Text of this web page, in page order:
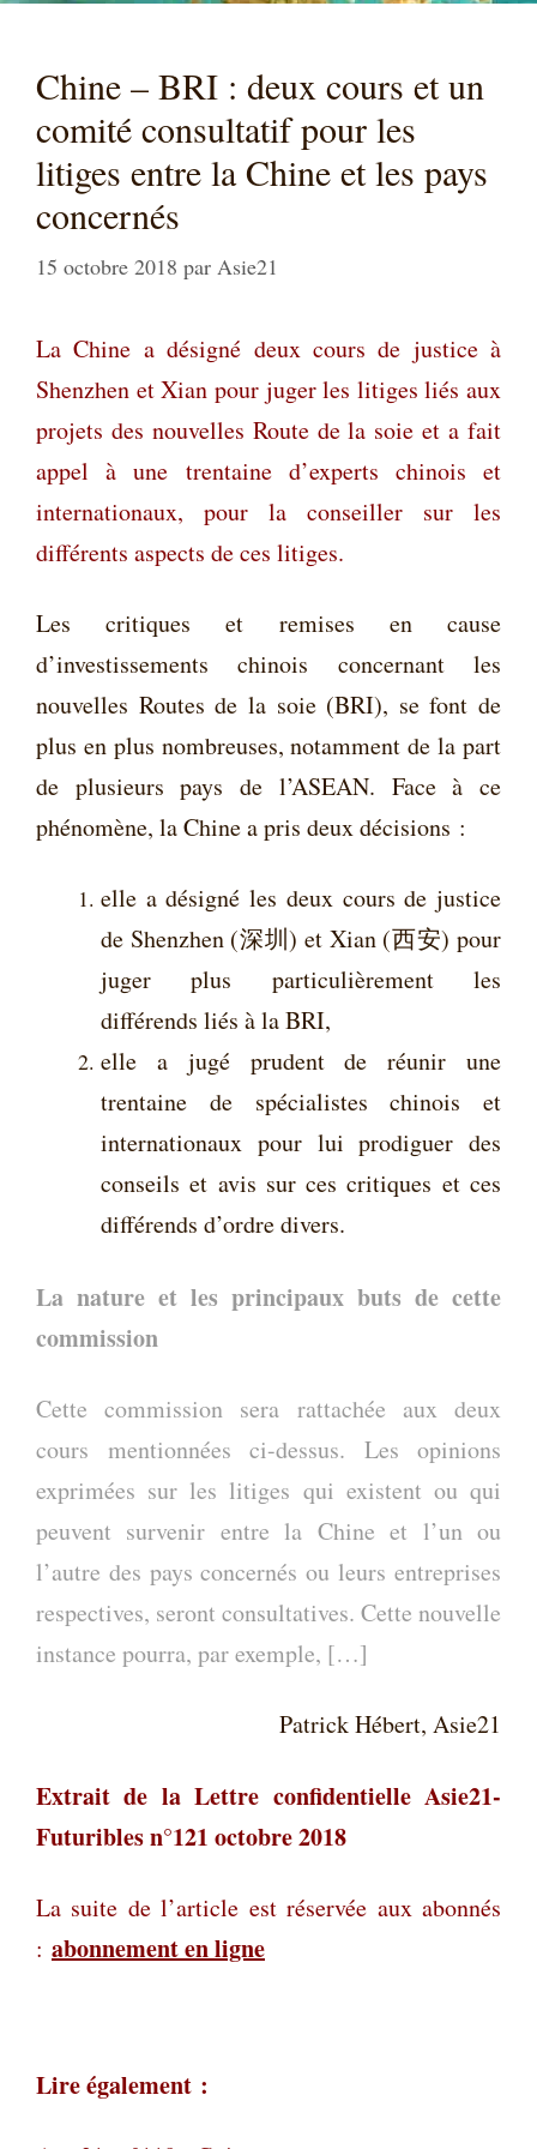
Chine – BRI : deux cours et un
comité consultatif pour les
litiges entre la Chine et les pays
concernés
15 octobre 2018 par Asie21
La Chine a désigné deux cours de justice à
Shenzhen et Xian pour juger les litiges liés aux
projets des nouvelles Route de la soie et a fait
appel à une trentaine d’experts chinois et
internationaux, pour la conseiller sur les
différents aspects de ces litiges.
Les critiques et remises en cause
d’investissements chinois concernant les
nouvelles Routes de la soie (BRI), se font de
plus en plus nombreuses, notamment de la part
de plusieurs pays de l’ASEAN. Face à ce
phénomène, la Chine a pris deux décisions :
elle a désigné les deux cours de justice
de Shenzhen (深圳) et Xian (西安) pour
juger plus particulièrement les
différends liés à la BRI,
elle a jugé prudent de réunir une
trentaine de spécialistes chinois et
internationaux pour lui prodiguer des
conseils et avis sur ces critiques et ces
différends d’ordre divers.
La nature et les principaux buts de cette
commission
Cette commission sera rattachée aux deux
cours mentionnées ci-dessus. Les opinions
exprimées sur les litiges qui existent ou qui
peuvent survenir entre la Chine et l’un ou
l’autre des pays concernés ou leurs entreprises
respectives, seront consultatives. Cette nouvelle
instance pourra, par exemple, […]
Patrick Hébert, Asie21
Extrait de la Lettre confidentielle Asie21-
Futuribles n°121 octobre 2018
La suite de l’article est réservée aux abonnés
: abonnement en ligne
Lire également :